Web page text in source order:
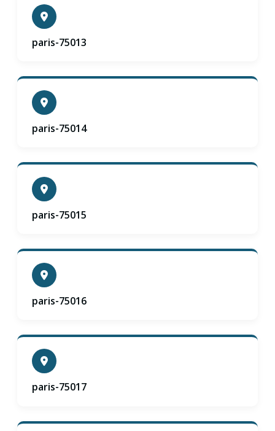
paris-75013
paris-75014
paris-75015
paris-75016
paris-75017